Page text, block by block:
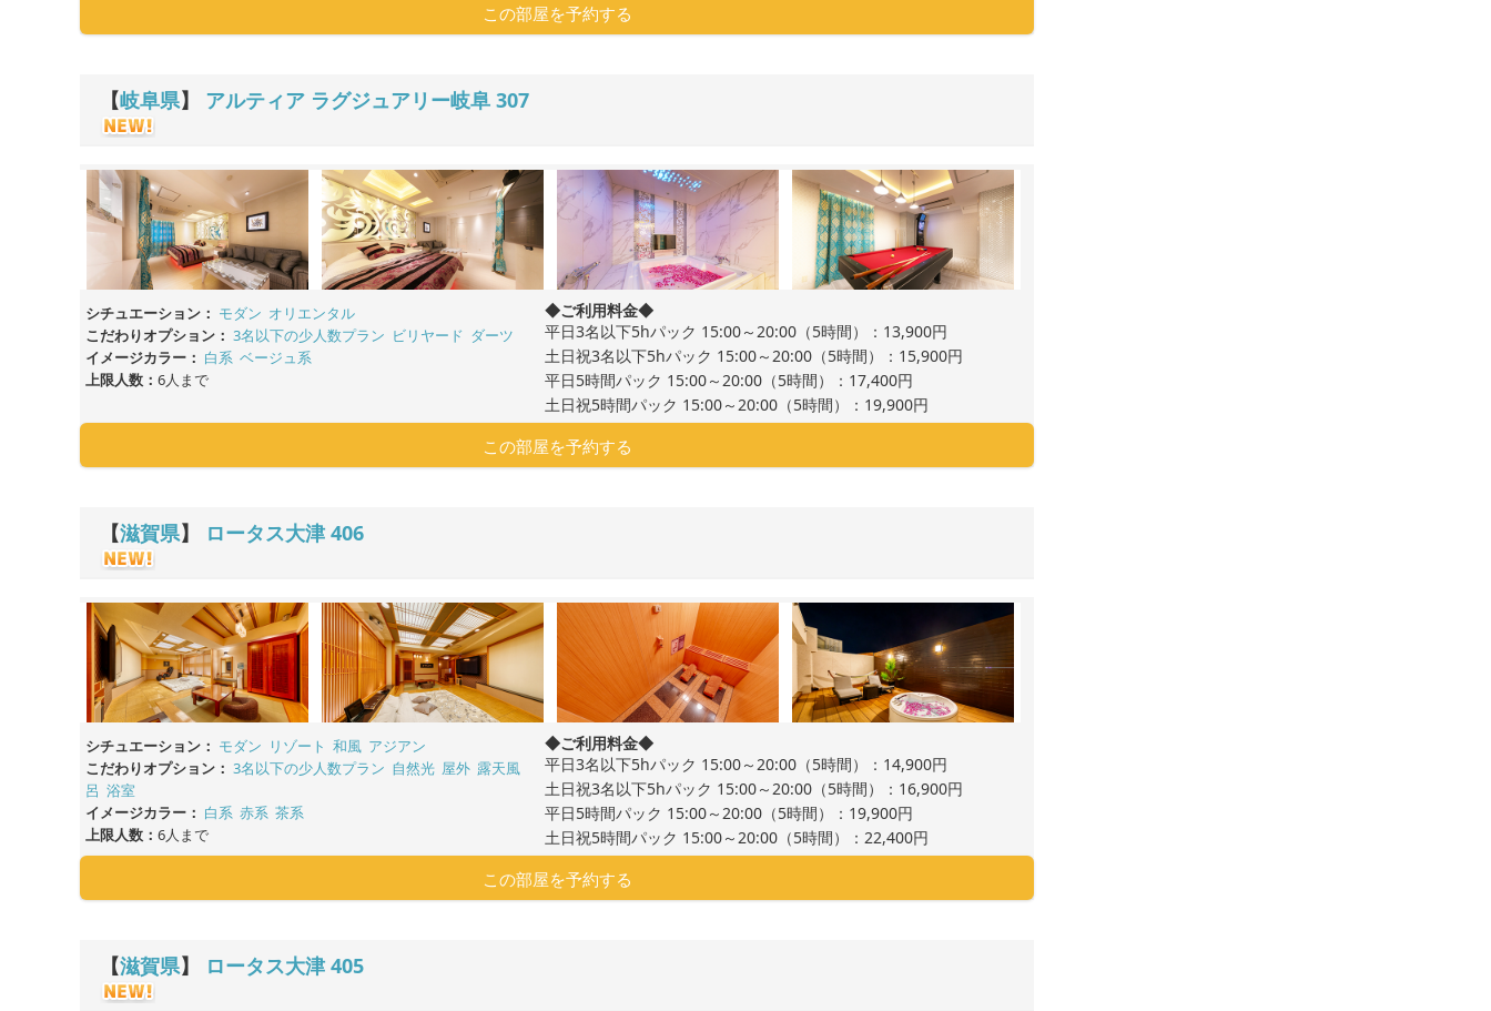
この部屋を予約する
【岐阜県】 アルティア ラグジュアリー岐阜 307
シチュエーション： モダン オリエンタル
こだわりオプション： 3名以下の少人数プラン ビリヤード ダーツ
イメージカラー： 白系 ベージュ系
上限人数： 6人まで
◆ご利用料金◆
平日3名以下5hパック 15:00～20:00（5時間）：13,900円
土日祝3名以下5hパック 15:00～20:00（5時間）：15,900円
平日5時間パック 15:00～20:00（5時間）：17,400円
土日祝5時間パック 15:00～20:00（5時間）：19,900円
この部屋を予約する
【滋賀県】 ロータス大津 406
シチュエーション： モダン リゾート 和風 アジアン
こだわりオプション： 3名以下の少人数プラン 自然光 屋外 露天風
呂 浴室
イメージカラー： 白系 赤系 茶系
上限人数： 6人まで
◆ご利用料金◆
平日3名以下5hパック 15:00～20:00（5時間）：14,900円
土日祝3名以下5hパック 15:00～20:00（5時間）：16,900円
平日5時間パック 15:00～20:00（5時間）：19,900円
土日祝5時間パック 15:00～20:00（5時間）：22,400円
この部屋を予約する
【滋賀県】 ロータス大津 405